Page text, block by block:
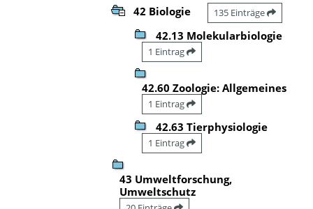
42 Biologie 135 Einträge
42.13 Molekularbiologie
1 Eintrag
42.60 Zoologie: Allgemeines
1 Eintrag
42.63 Tierphysiologie
1 Eintrag
43 Umweltforschung,
Umweltschutz